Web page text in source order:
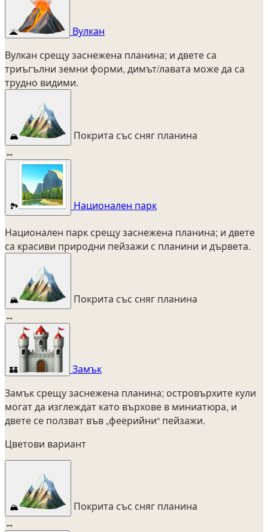
🌋
Вулкан
Вулкан срещу заснежена планина; и двете са
триъгълни земни форми, димът/лавата може да са
трудно видими.
🏔️
Покрита със сняг планина
↔
🏞️
Национален парк
Национален парк срещу заснежена планина; и двете
са красиви природни пейзажи с планини и дървета.
🏔️
Покрита със сняг планина
↔
🏰
Замък
Замък срещу заснежена планина; островърхите кули
могат да изглеждат като върхове в миниатюра, и
двете се ползват във „феерийни“ пейзажи.
Цветови вариант
🏔️
Покрита със сняг планина
↔